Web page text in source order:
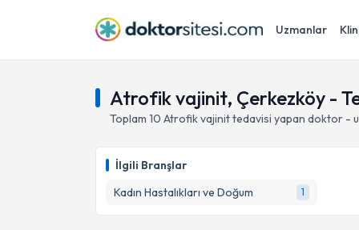
Uzmanlar
Atrofik vajinit, Çerkezköy -
Toplam 10 Atrofik vajinittedavisi yapan doktor -
İlgili Branşlar
Kadın Hastalıkları ve Doğum
1